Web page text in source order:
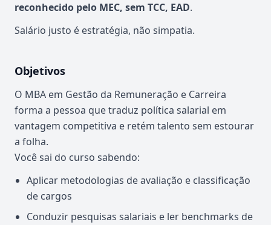
reconhecido pelo MEC, sem TCC, EAD.
Salário justo é estratégia, não simpatia.
Objetivos
O MBA em Gestão da Remuneração e Carreira
forma a pessoa que traduz política salarial em
vantagem competitiva e retém talento sem estourar
a folha.
Você sai do curso sabendo:
Aplicar metodologias de avaliação e classificação
de cargos
Conduzir pesquisas salariais e ler benchmarks de